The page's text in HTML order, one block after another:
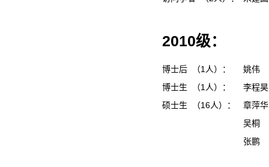
2010级：
博士后 （1人）：
姚伟
博士生 （1人）：
李程
硕士生 （16人）：
章萍
吴桐
张鹏